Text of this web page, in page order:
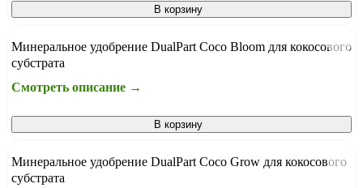
В корзину
Минеральное удобрение DualPart Coco Bloom для кокосового
субстрата
Смотреть описание →
В корзину
Минеральное удобрение DualPart Coco Grow для кокосового
субстрата